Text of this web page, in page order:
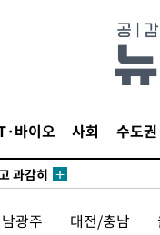
바이오 사회 수도권
병태
합)
4.1%로
아웃바
지역 선
광주 대전/충남